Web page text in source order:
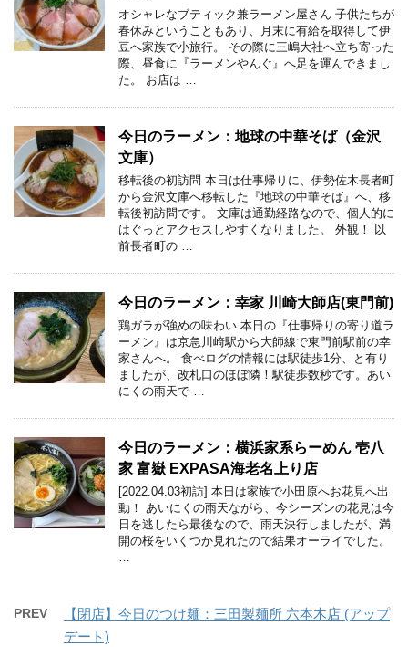
オシャレなブティック兼ラーメン屋さん 子供たちが
春休みということもあり、月末に有給を取得して伊
豆へ家族で小旅行。 その際に三嶋大社へ立ち寄った
際、昼食に『ラーメンやんぐ』へ足を運んできまし
た。 お店は …
今日のラーメン：地球の中華そば（金沢
文庫）
移転後の初訪問 本日は仕事帰りに、伊勢佐木長者町
から金沢文庫へ移転した『地球の中華そば』へ、移
転後初訪問です。 文庫は通勤経路なので、個人的に
はぐっとアクセスしやすくなりました。 外観！ 以
前長者町の …
今日のラーメン：幸家 川崎大師店(東門前)
鶏ガラが強めの味わい 本日の『仕事帰りの寄り道ラ
ーメン』は京急川崎駅から大師線で東門前駅前の幸
家さんへ。 食べログの情報には駅徒歩1分、と有り
ましたが、改札口のほぼ隣！駅徒歩数秒です。あい
にくの雨天で …
今日のラーメン：横浜家系らーめん 壱八
家 富嶽 EXPASA海老名上り店
[2022.04.03初訪] 本日は家族で小田原へお花見へ出
動！ あいにくの雨天ながら、今シーズンの花見は今
日を逃したら最後なので、雨天決行しましたが、満
開の桜をいくつか見れたので結果オーライでした。
PREV
【閉店】今日のつけ麺：三田製麺所 六本木店 (アップ
デート)